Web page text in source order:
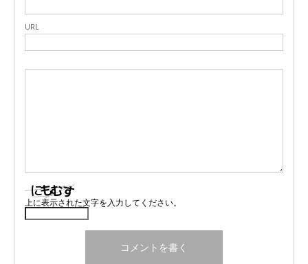
URL
上に表示された文字を入力してください。